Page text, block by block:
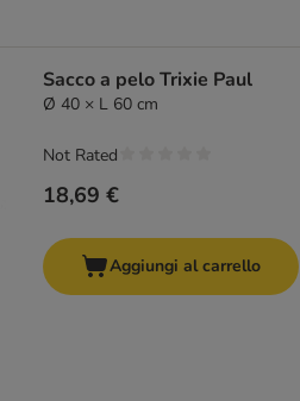
Sacco a pelo Trixie Paul
Ø 40 × L 60 cm
18,69 €
Not Rated
Aggiungi al carrello